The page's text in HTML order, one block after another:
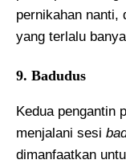
pernikahan nanti,
yang terlalu
9. Badudus
Kedua pengantin
menjalani sesi
dimanfaatkan